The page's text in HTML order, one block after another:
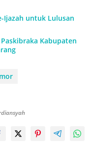
Ijazah untuk Lulusan
Kabupaten